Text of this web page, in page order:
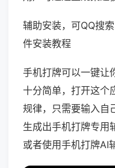
辅助安装，可QQ搜
件安装教程
手机打牌可以一键让
十分简单，打开这个
规律，只需要输入自
生成出手机打牌专用
或者使用手机打牌AI